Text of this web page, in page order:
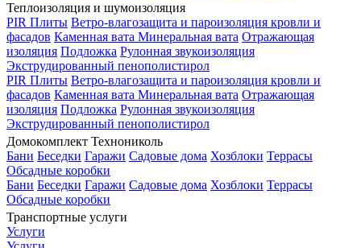
Теплоизоляция и шумоизоляция
PIR Плиты Ветро-влагозащита и пароизоляция кровли и
фасадов Каменная вата Минеральная вата Отражающая
изоляция Подложка Рулонная звукоизоляция
Экструдированный пенополистирол
PIR Плиты Ветро-влагозащита и пароизоляция кровли и
фасадов Каменная вата Минеральная вата Отражающая
изоляция Подложка Рулонная звукоизоляция
Экструдированный пенополистирол
Домокомплект Технониколь
Бани Беседки Гаражи Садовые дома Хозблоки Террасы
Обсадные коробки
Бани Беседки Гаражи Садовые дома Хозблоки Террасы
Обсадные коробки
Транспортные услуги
Услуги